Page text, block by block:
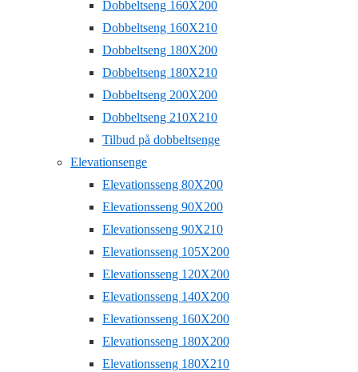
Dobbeltseng 160X200
Dobbeltseng 160X210
Dobbeltseng 180X200
Dobbeltseng 180X210
Dobbeltseng 200X200
Dobbeltseng 210X210
Tilbud på dobbeltsenge
Elevationsenge
Elevationsseng 80X200
Elevationsseng 90X200
Elevationsseng 90X210
Elevationsseng 105X200
Elevationsseng 120X200
Elevationsseng 140X200
Elevationsseng 160X200
Elevationsseng 180X200
Elevationsseng 180X210